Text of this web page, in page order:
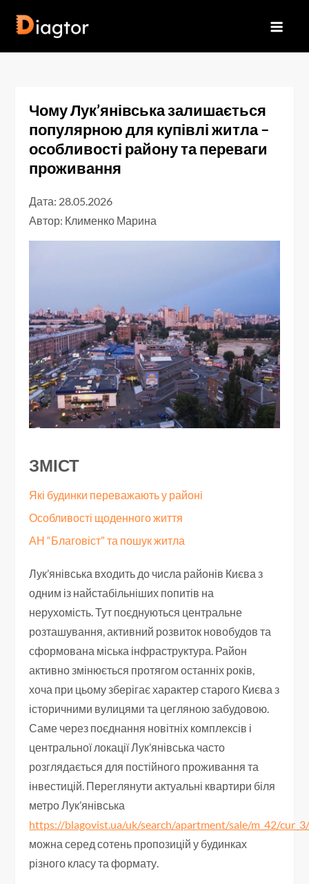
Чому Лук’янівська залишається
популярною для купівлі житла –
особливості району та переваги
проживання
Дата: 28.05.2026
Автор: Клименко Марина
ЗМІСТ
Які будинки переважають у районі
Особливості щоденного життя
АН “Благовіст” та пошук житла
Лук’янівська входить до числа районів Києва з
одним із найстабільніших попитів на
нерухомість. Тут поєднуються центральне
розташування, активний розвиток новобудов та
сформована міська інфраструктура. Район
активно змінюється протягом останніх років,
хоча при цьому зберігає характер старого Києва з
історичними вулицями та цегляною забудовою.
Саме через поєднання новітніх комплексів і
центральної локації Лук’янівська часто
розглядається для постійного проживання та
інвестицій. Переглянути актуальні квартири біля
метро Лук’янівська
https://blagovist.ua/uk/search/apartment/sale/m_42/
можна серед сотень пропозицій у будинках
різного класу та формату.